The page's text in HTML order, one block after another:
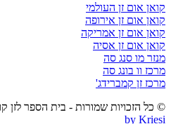
קואן אום זן העולמי
קואן אום זן אירופה
קואן אום זן אמריקה
קואן אום זן אסיה
מנזר מו סנג סה
מרכז וו בונג סה
מרכז זן קמברידג'
© כל הזכויות שמורות - בית הספר לזן
by Kriesi